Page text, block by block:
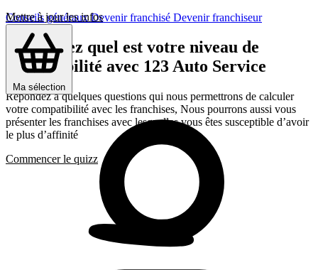
Conseils générauxDevenir franchisé Devenir franchiseur
Ma sélection
Mettre à jour les infos
Découvrez quel est votre niveau de
compatibilité avec 123 Auto Service
Répondez a quelques questions qui nous permettrons de calculer
votre compatibilité avec les franchises, Nous pourrons aussi vous
présenter les franchises avec lesquelles vous êtes susceptible d’avoir
le plus d’affinité
Commencer le quizz